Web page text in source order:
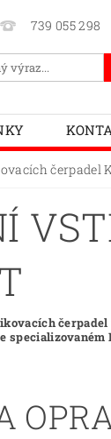
739 055 298
čerpadel
specializovaném